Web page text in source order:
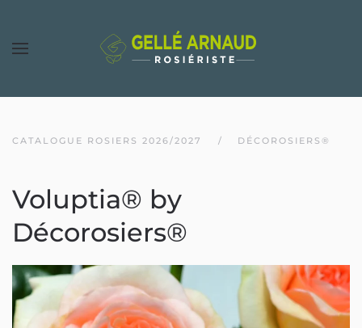
CATALOGUE ROSIERS 2026/2027 DÉCOROSIERS®
Voluptia® by
Décorosiers®